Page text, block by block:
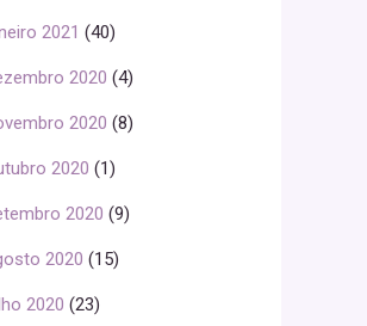
2021 (40)
2020 (4)
2020 (8)
2020 (1)
2020 (9)
2020 (15)
2020 (23)